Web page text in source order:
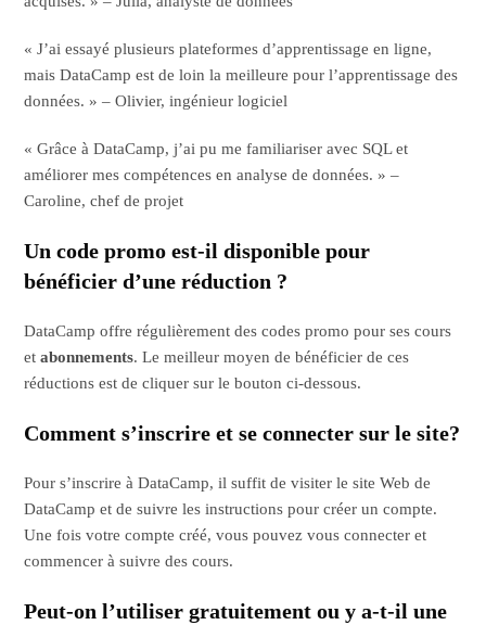
« J’ai essayé plusieurs plateformes d’apprentissage en ligne,
mais DataCamp est de loin la meilleure pour l’apprentissage des
données. » – Olivier, ingénieur logiciel
« Grâce à DataCamp, j’ai pu me familiariser avec SQL et
améliorer mes compétences en analyse de données. » –
Caroline, chef de projet
Un code promo est-il disponible pour
bénéficier d’une réduction ?
DataCamp offre régulièrement des codes promo pour ses cours
etabonnements. Le meilleur moyen de bénéficier de ces
réductions est de cliquer sur le bouton ci-dessous.
Comment s’inscrire et se connecter sur le site?
Pour s’inscrire à DataCamp, il suffit de visiter le site Web de
DataCamp et de suivre les instructions pour créer un compte.
Une fois votre compte créé, vous pouvez vous connecter et
commencer à suivre des cours.
Peut-on l’utiliser gratuitement ou y a-t-il une